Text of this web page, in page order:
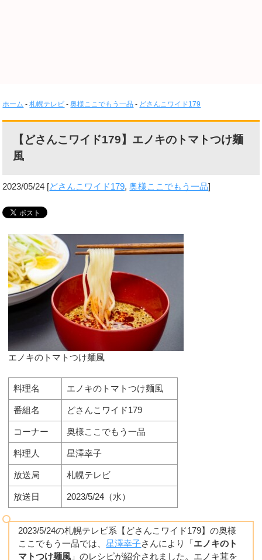
ホーム -札幌テレビ -奥様ここでもう一品 - どさんこワイド179
【どさんこワイド179】エノキのトマトつけ麺
風
2023/05/24 [どさんこワイド179,奥様ここでもう一品]
エノキのトマトつけ麺風
料理名 エノキのトマトつけ麺風
番組名 どさんこワイド179
コーナー 奥様ここでもう一品
料理人 星澤幸子
放送局 札幌テレビ
放送日 2023/5/24（水）
2023/5/24の札幌テレビ系【どさんこワイド179】の奥様
ここでもう一品では、星澤幸子さんにより「エノキのト
マトつけ麺風 」のレシピが紹介されました。エノキ茸を